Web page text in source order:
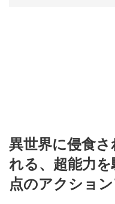
異世界に侵食
れる、超能力
点のアクショ